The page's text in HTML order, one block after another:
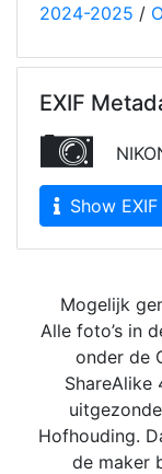
2024-2025 /
EXIF
Show
Mogelijk
Alle foto’s in
onder de
ShareAlike
Hofhouding.
de maker